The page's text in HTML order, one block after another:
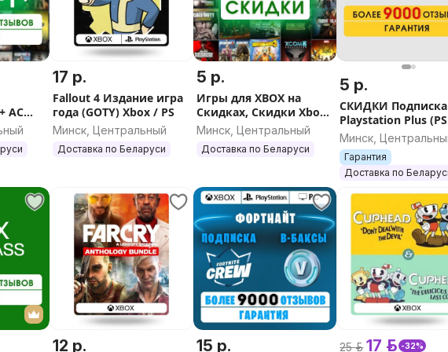
на кнопку "подписаться" в поле с
объявления.
AC
17 р.
Fallout 4 Издание игра
года (GOTY) Xbox / PS
Минск, Центральный
Доставка по Беларуси
5 р.
Игры для XBOX на
Скидках, Скидки Xbox
One/Series
Минск, Центральный
Доставка по Беларуси
5 р.
СКИДКИ Подписка
Playstation Plus (PS
Plus) Украина для
PS5
Минск,
Гарантия
Доставка по
12 р. 15 р. 25 р. 17 р. -32%